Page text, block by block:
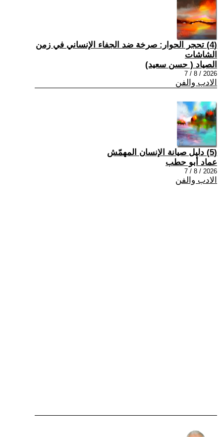
(4) تحجر الحوار: صرخة ضد الجفاء الإنساني في زمن
الشاشات
الصياد ‏( حسن سعيد‏)
2026 / 8 / 7
الادب والفن
(5) دليل صيانة الإنسان المهمّش
عماد أبو حطب
2026 / 8 / 7
الادب والفن